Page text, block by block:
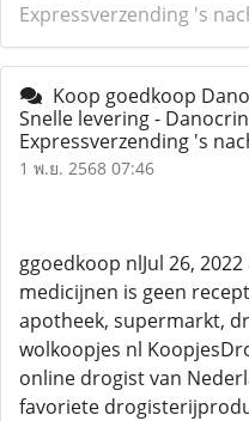
Expressverzending 's
Koop goedkoop
Snelle levering -
Expressverzending 's
1 พ.ย. 2568 07:46
ggoedkoop nlJul 26,
medicijnen is geen
apotheek, supermarkt,
wolkoopjes nl
online drogist van
favoriete